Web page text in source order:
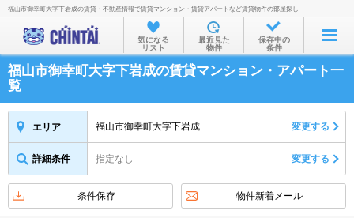
お部屋を探す
沿線・駅から
住所から
家賃相場から
不動産会社から
福山市御幸町大字下岩成の賃貸・不動産情報で賃貸マンション・賃貸アパートなど賃貸物件の部屋探し
気になる
リスト
最近見た
物件
保存中の
条件
福山市御幸町大字下岩成の賃貸マンション・アパート一
覧
エリア 福山市御幸町大字下岩成 変更する
詳細条件 指定なし 変更する
条件保存 物件新着メール